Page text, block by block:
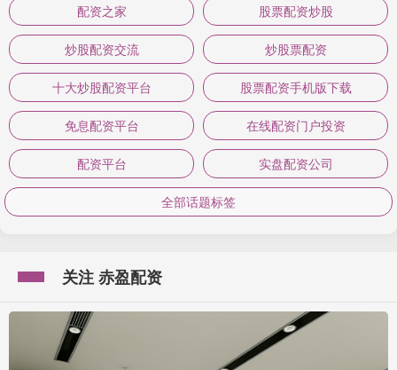
配资之家 股票配资炒股
炒股配资交流 炒股票配资
十大炒股配资平台 股票配资手机版下载
免息配资平台 在线配资门户投资
配资平台 实盘配资公司
全部话题标签
关注 赤盈配资